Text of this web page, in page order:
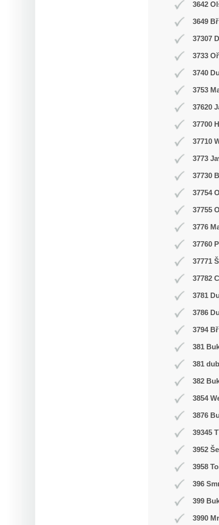
3642
3649
37307
3733
3740
3753
37620
37700
37710
3773
37730
37754
37755
3776
37760
37771
37782
3781
3786
3794
381
381 dub
382
3854
3876
39345
3952
3958
396
399
3990